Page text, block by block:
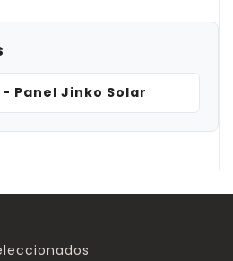
Panel Jinko Solar